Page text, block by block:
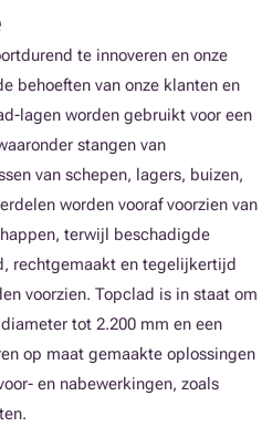
te innoveren en onze
behoeften van onze klanten en
lagen worden gebruikt voor een
stangen van
van schepen, lagers, buizen,
worden vooraf voorzien van
terwijl beschadigde
rechtgemaakt en tegelijkertijd
voorzien. Topclad is in staat om
tot 2.200 mm en een
op maat gemaakte oplossingen
en nabewerkingen, zoals